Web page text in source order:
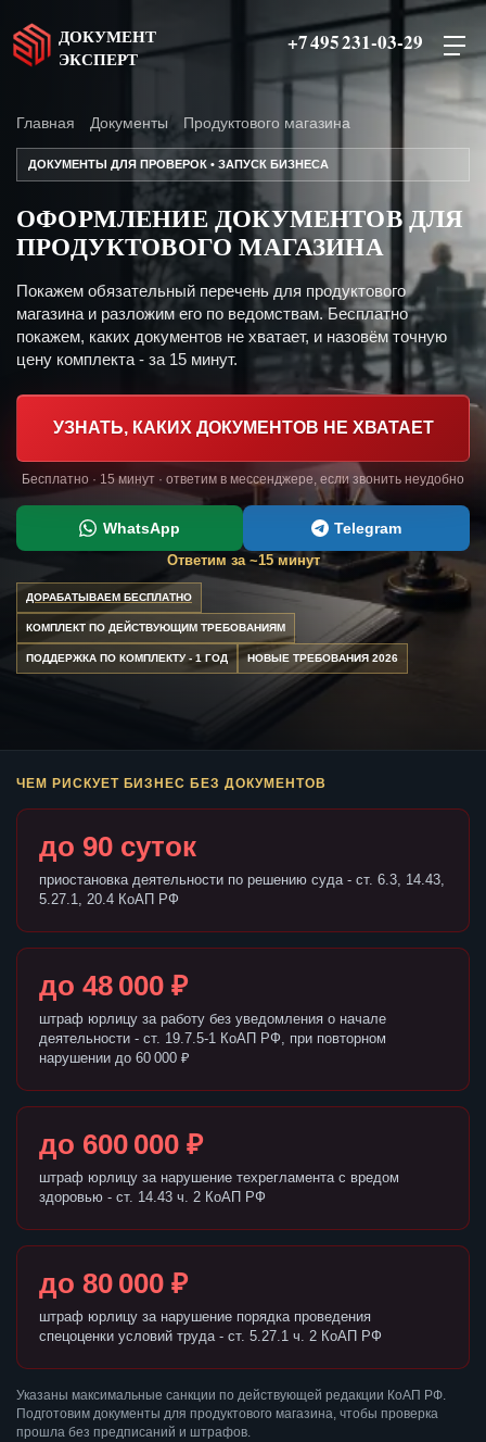
ДОКУМЕНТ
ЭКСПЕРТ
+7 495 231-03-29
Главная Документы Продуктового магазина
ДОКУМЕНТЫ ДЛЯ ПРОВЕРОК • ЗАПУСК БИЗНЕСА
ОФОРМЛЕНИЕ ДОКУМЕНТОВ ДЛЯ
ПРОДУКТОВОГО МАГАЗИНА
Покажем обязательный перечень для продуктового
магазина и разложим его по ведомствам. Бесплатно
покажем, каких документов не хватает, и назовём точную
цену комплекта - за 15 минут.
УЗНАТЬ, КАКИХ ДОКУМЕНТОВ НЕ ХВАТАЕТ
Бесплатно · 15 минут · ответим в мессенджере, если звонить неудобно
WhatsApp Telegram
Ответим за ~15 минут
ДОРАБАТЫВАЕМ БЕСПЛАТНО
КОМПЛЕКТ ПО ДЕЙСТВУЮЩИМ ТРЕБОВАНИЯМ
ПОДДЕРЖКА ПО КОМПЛЕКТУ - 1 ГОД НОВЫЕ ТРЕБОВАНИЯ 2026
ЧЕМ РИСКУЕТ БИЗНЕС БЕЗ ДОКУМЕНТОВ
до 90 суток
приостановка деятельности по решению суда - ст. 6.3, 14.43,
5.27.1, 20.4 КоАП РФ
до 48 000 ₽
штраф юрлицу за работу без уведомления о начале
деятельности - ст. 19.7.5-1 КоАП РФ, при повторном
нарушении до 60 000 ₽
до 600 000 ₽
штраф юрлицу за нарушение техрегламента с вредом
здоровью - ст. 14.43 ч. 2 КоАП РФ
до 80 000 ₽
штраф юрлицу за нарушение порядка проведения
спецоценки условий труда - ст. 5.27.1 ч. 2 КоАП РФ
Указаны максимальные санкции по действующей редакции КоАП РФ.
Подготовим документы для продуктового магазина, чтобы проверка
прошла без предписаний и штрафов.